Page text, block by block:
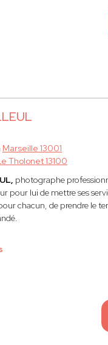
Marseille 13001
Tholonet 13100
photographe
pour lui de mettre ses
chacun, de prendre le